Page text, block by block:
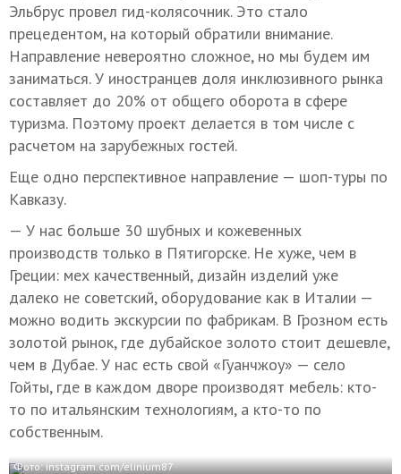
Эльбрус провел гид-колясочник. Это стало
прецедентом, на который обратили внимание.
Направление невероятно сложное, но мы будем им
заниматься. У иностранцев доля инклюзивного рынка
составляет до 20% от общего оборота в сфере
туризма. Поэтому проект делается в том числе с
расчетом на зарубежных гостей.
Еще одно перспективное направление — шоп-туры по
Кавказу.
— У нас больше 30 шубных и кожевенных
производств только в Пятигорске. Не хуже, чем в
Греции: мех качественный, дизайн изделий уже
далеко не советский, оборудование как в Италии —
можно водить экскурсии по фабрикам. В Грозном есть
золотой рынок, где дубайское золото стоит дешевле,
чем в Дубае. У нас есть свой «Гуанчжоу» — село
Гойты, где в каждом дворе производят мебель: кто-
то по итальянским технологиям, а кто-то по
собственным.
Фото: instagram.com/elinium87